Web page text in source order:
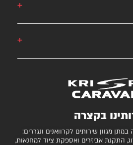
בקצרה
מגוון שירותים לקרוואנים ונגררים:
התקנת אביזרים ואספקת ציוד למחנאות,